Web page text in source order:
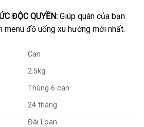
ĐỘC QUYỀN:Giúp quán của bạn
đồ uống xu hướng mới nhất.
Can
2.5kg
Thùng 6 can
24 tháng
Đài Loan